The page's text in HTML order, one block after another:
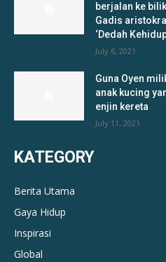
berjalan ke
Gadis
‘Dedah
July 6, 2021
Guna Oyen
anak kucing
enjin kereta
July 11, 2021
KATEGORY
Berita Utama
Gaya Hidup
Inspirasi
Global